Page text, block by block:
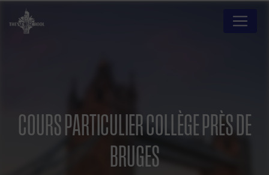
COURS PARTICULIER COLLÈGE PRÈS DE
BRUGES
Panneau de gestion des cookies